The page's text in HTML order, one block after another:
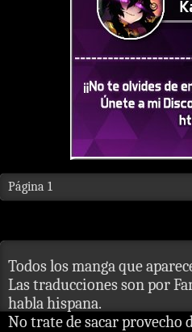
Página 1
Todos los manga que
Las traducciones son por
habla hispana.
No trate de sacar provecho